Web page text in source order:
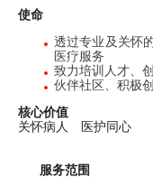
使命
透过专业及关怀
医疗服务
致力培训人才、
伙伴社区、积极
核心价值
关怀病人 医护同心
服务范围